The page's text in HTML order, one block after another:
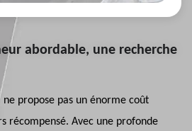
abordable, une recherche
ne propose pas un énorme coût
récompensé. Avec une profonde